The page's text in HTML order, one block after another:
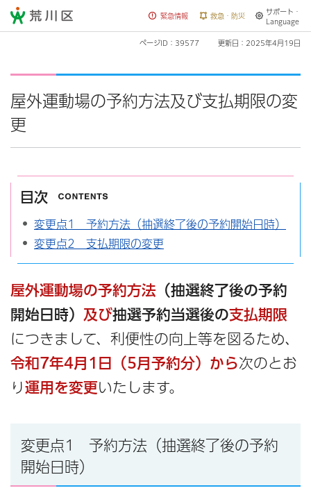
荒川区 緊急情報 救急・防災
サポート・
Language
ページID：39577 更新日：2025年4月19日
屋外運動場の予約方法及び支払期限の変
更
目次
変更点1 予約方法（抽選終了後の予約開始日時）
変更点2 支払期限の変更
屋外運動場の予約方法 （抽選終了後の予約
開始日時） 及び抽選予約当選後の支払期限
につきまして、利便性の向上等を図るため、
令和7年4月1日（5月予約分）から 次のとお
り 運用を変更 いたします。
変更点1 予約方法（抽選終了後の予約
開始日時）